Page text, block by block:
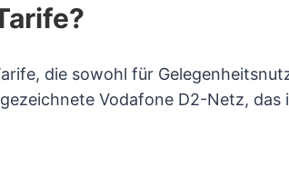
die sowohl für
Vodafone D2-Netz,